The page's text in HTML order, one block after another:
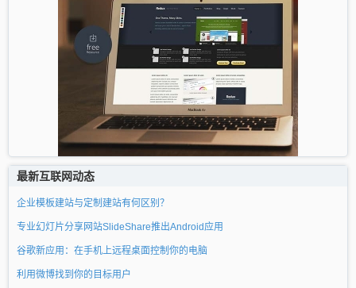
最新互联网动态
企业模板建站与定制建站有何区别？
专业幻灯片分享网站SlideShare推出Android应用
谷歌新应用：在手机上远程桌面控制你的电脑
利用微博找到你的目标用户